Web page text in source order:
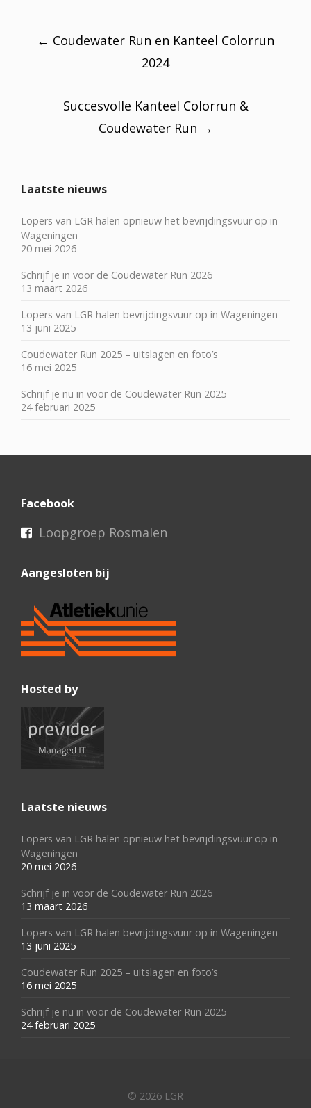
navigation
← Coudewater Run en Kanteel Colorrun
2024
Succesvolle Kanteel Colorrun &
Coudewater Run →
Laatste nieuws
Lopers van LGR halen opnieuw het bevrijdingsvuur op in
Wageningen
20 mei 2026
Schrijf je in voor de Coudewater Run 2026
13 maart 2026
Lopers van LGR halen bevrijdingsvuur op in Wageningen
13 juni 2025
Coudewater Run 2025 – uitslagen en foto’s
16 mei 2025
Schrijf je nu in voor de Coudewater Run 2025
24 februari 2025
Facebook
Loopgroep Rosmalen
Aangesloten bij
Hosted by
Laatste nieuws
Lopers van LGR halen opnieuw het bevrijdingsvuur op in
Wageningen
20 mei 2026
Schrijf je in voor de Coudewater Run 2026
13 maart 2026
Lopers van LGR halen bevrijdingsvuur op in Wageningen
13 juni 2025
Coudewater Run 2025 – uitslagen en foto’s
16 mei 2025
Schrijf je nu in voor de Coudewater Run 2025
24 februari 2025
© 2026 LGR